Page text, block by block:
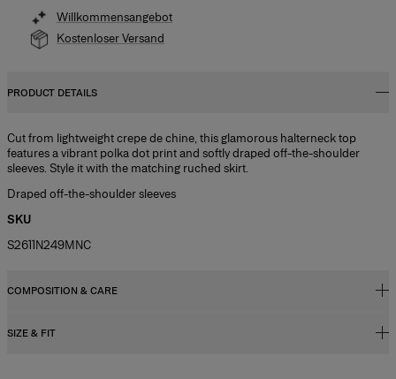
Willkommensangebot
Kostenloser Versand
PRODUCT DETAILS
Cut from lightweight crepe de chine, this glamorous halterneck top
features a vibrant polka dot print and softly draped off-the-shoulder
sleeves. Style it with the matching ruched skirt.
Draped off-the-shoulder sleeves
SKU
S2611N249MNC
COMPOSITION & CARE
100% Silk
SIZE & FIT